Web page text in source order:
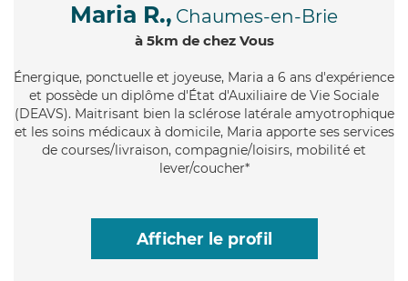
Maria R., Chaumes-en-Brie
à 5km de chez Vous
Énergique, ponctuelle et joyeuse, Maria a 6 ans d'expérience
et possède un diplôme d'État d'Auxiliaire de Vie Sociale
(DEAVS). Maitrisant bien la sclérose latérale amyotrophique
et les soins médicaux à domicile, Maria apporte ses services
de courses/livraison, compagnie/loisirs, mobilité et
lever/coucher*
Afficher le profil